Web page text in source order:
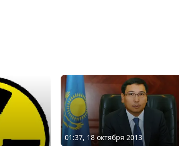
01:37, 18 октября 2013